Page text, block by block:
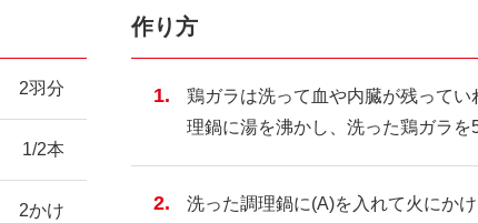
2羽分
1/2本
2かけ
作り方
鶏ガラは洗って血や内臓が残って
理鍋に湯を沸かし、洗った鶏ガラを
洗った調理鍋に(A)を入れて火にか